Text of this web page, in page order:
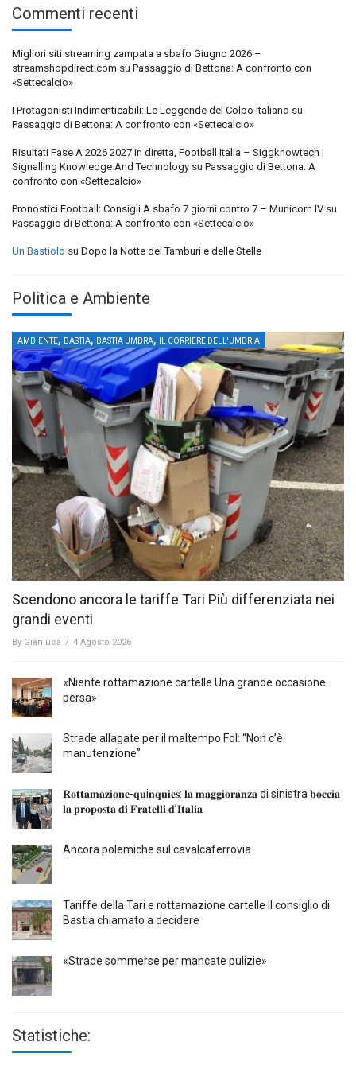
Commenti recenti
Migliori siti streaming zampata a sbafo Giugno 2026 –
streamshopdirect.com su Passaggio di Bettona: A confronto con
«Settecalcio»
I Protagonisti Indimenticabili: Le Leggende del Colpo Italiano su
Passaggio di Bettona: A confronto con «Settecalcio»
Risultati Fase A 2026 2027 in diretta, Football Italia – Siggknowtech |
Signalling Knowledge And Technology su Passaggio di Bettona: A
confronto con «Settecalcio»
Pronostici Football: Consigli A sbafo 7 giorni contro 7 – Municorn IV su
Passaggio di Bettona: A confronto con «Settecalcio»
Un Bastiolo su Dopo la Notte dei Tamburi e delle Stelle
Politica e Ambiente
AMBIENTE, BASTIA, BASTIA UMBRA, IL CORRIERE DELL'UMBRIA
Scendono ancora le tariffe Tari Più differenziata nei
grandi eventi
By Gianluca / 4 Agosto 2026
«Niente rottamazione cartelle Una grande occasione
persa»
Strade allagate per il maltempo FdI: “Non c’è
manutenzione”
𝐑𝐨𝐭𝐭𝐚𝐦𝐚𝐳𝐢𝐨𝐧𝐞-𝐪𝐮i𝐧𝐪𝐮𝐢𝐞𝐬: 𝐥𝐚 𝐦𝐚𝐠𝐠𝐢𝐨𝐫𝐚𝐧𝐳𝐚 di sinistra 𝐛𝐨𝐜𝐜𝐢𝐚
𝐥𝐚 𝐩𝐫𝐨𝐩𝐨𝐬𝐭𝐚 𝐝𝐢 𝐅𝐫𝐚𝐭𝐞𝐥𝐥𝐢 𝐝’𝐈𝐭𝐚𝐥𝐢𝐚
Ancora polemiche sul cavalcaferrovia
Tariffe della Tari e rottamazione cartelle Il consiglio di
Bastia chiamato a decidere
«Strade sommerse per mancate pulizie»
Statistiche: